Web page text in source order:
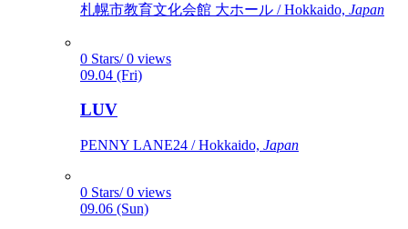
札幌市教育文化会館 大ホール / Hokkaido, Japan
0 Stars/ 0 views
09.04 (Fri)
LUV
PENNY LANE24 / Hokkaido, Japan
0 Stars/ 0 views
09.06 (Sun)